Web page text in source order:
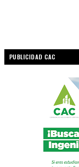
PUBLICIDAD CAC